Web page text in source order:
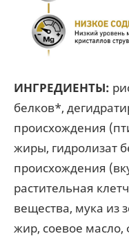
ИНГРЕДИЕНТЫ:
белков*,
происхождения
жиры, гидролизат
происхождения
растительная
вещества, мука из
жир, соевое масло,